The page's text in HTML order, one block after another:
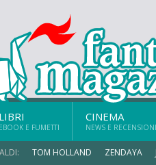
LIBRI
EBOOK E FUMETTI
CINEMA
NEWS E RECENSIONI
TOM HOLLAND ZENDAYA